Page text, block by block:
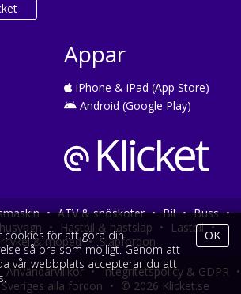
Appar
iPhone & iPad (App Store)
Android (Google Play)
• ATV & snöskoter • Bil • Buss •
• Hästbil & hästsläp • Lastbil •
& moped • Släpfordon
Användarvillkor • Integritetspolicy & GDPR •
alla fordon • © 2026 Klicket.se
cookies för att göra din
så bra som möjligt. Genom att
vår webbplats accepterar du att
OK